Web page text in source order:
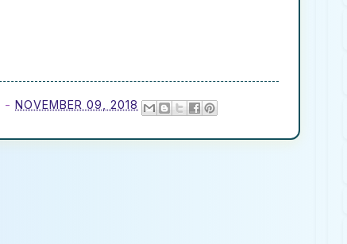
- NOVEMBER 09, 2018